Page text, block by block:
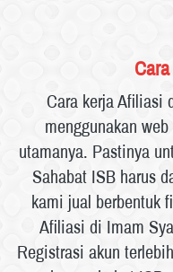
Cara kerja Afiliasi
menggunakan
utamanya. Pastinya
Sahabat ISB harus
kami jual berbentuk
Afiliasi di Imam
Registrasi akun